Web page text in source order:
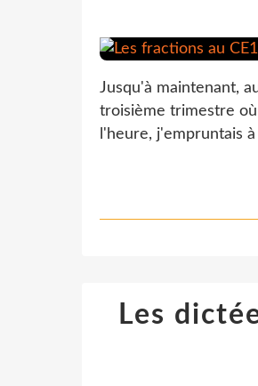
Jusqu'à maintenant,
troisième trimestre
l'heure, j'empruntais
Les